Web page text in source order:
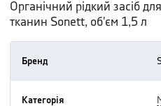
Органічний рідкий засіб
тканин Sonett, об'єм 1,5 л
Бренд
Категорія